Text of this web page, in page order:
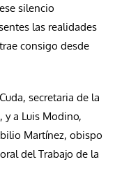
silencio
las realidades
consigo desde
secretaria de la
y a Luis Modino,
Martínez, obispo
del Trabajo de la